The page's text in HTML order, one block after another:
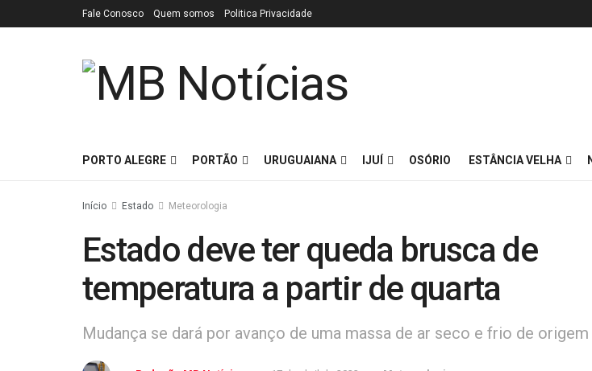
Fale Conosco Quem somos Politica Privacidade
PORTO ALEGRE PORTÃO URUGUAIANA IJUÍ OSÓRIO ESTÂNCIA VELHA
Início Estado Meteorologia
Estado deve ter queda brusca de
temperatura a partir de quarta
Mudança se dará por avanço de uma massa de ar seco e frio de origem